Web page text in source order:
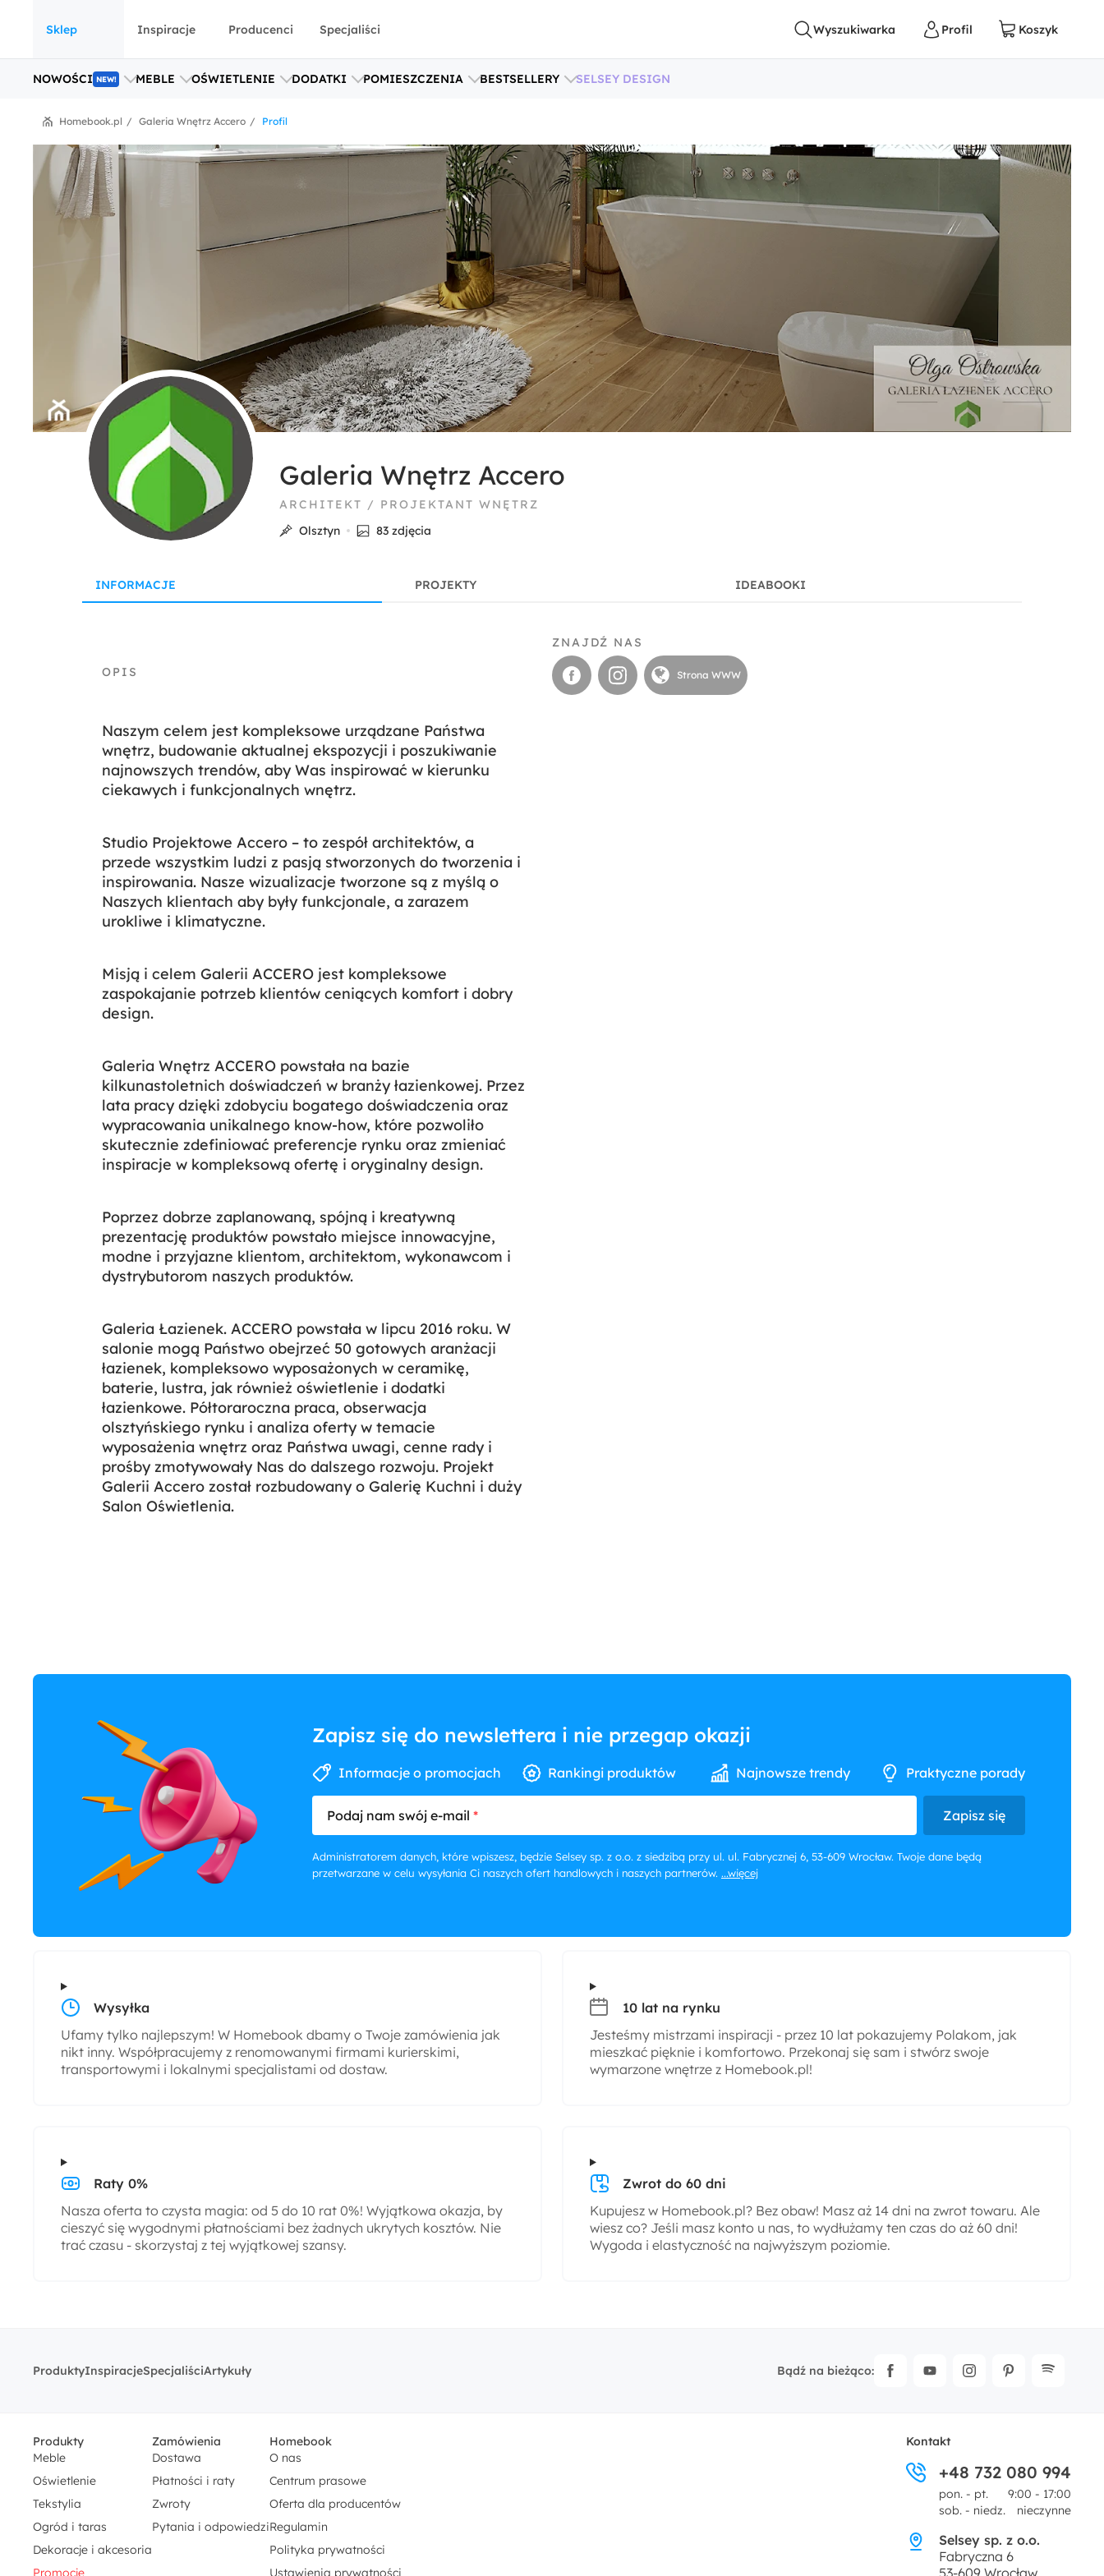
Sklep
NOWOŚCI NEW! MEBLE OŚWIETLENIE DODATKI POMIESZCZENIA BESTSELLERY SELSEY DESIGN
Inspiracje Producenci Specjaliści
Profil
Galeria Wnętrz Accero
Homebook.pl
Galeria Wnętrz Accero
ARCHITEKT / PROJEKTANT WNĘTRZ
Olsztyn
83 zdjęcia
INFORMACJE PROJEKTY IDEABOOKI
Naszym celem jest kompleksowe urządzane Państwa
wnętrz, budowanie aktualnej ekspozycji i poszukiwanie
najnowszych trendów, aby Was inspirować w kierunku
ciekawych i funkcjonalnych wnętrz.
Studio Projektowe Accero – to zespół architektów, a
przede wszystkim ludzi z pasją stworzonych do tworzenia i
inspirowania. Nasze wizualizacje tworzone są z myślą o
Naszych klientach aby były funkcjonale, a zarazem
urokliwe i klimatyczne.
Misją i celem Galerii ACCERO jest kompleksowe
zaspokajanie potrzeb klientów ceniących komfort i dobry
design.
Galeria Wnętrz ACCERO powstała na bazie
kilkunastoletnich doświadczeń w branży łazienkowej. Przez
lata pracy dzięki zdobyciu bogatego doświadczenia oraz
wypracowania unikalnego know-how, które pozwoliło
skutecznie zdefiniować preferencje rynku oraz zmieniać
inspiracje w kompleksową ofertę i oryginalny design.
Poprzez dobrze zaplanowaną, spójną i kreatywną
prezentację produktów powstało miejsce innowacyjne,
modne i przyjazne klientom, architektom, wykonawcom i
dystrybutorom naszych produktów.
Galeria Łazienek. ACCERO powstała w lipcu 2016 roku. W
salonie mogą Państwo obejrzeć 50 gotowych aranżacji
łazienek, kompleksowo wyposażonych w ceramikę,
baterie, lustra, jak również oświetlenie i dodatki
łazienkowe. Półtoraroczna praca, obserwacja
olsztyńskiego rynku i analiza oferty w temacie
wyposażenia wnętrz oraz Państwa uwagi, cenne rady i
prośby zmotywowały Nas do dalszego rozwoju. Projekt
Galerii Accero został rozbudowany o Galerię Kuchni i duży
Salon Oświetlenia.
ZNAJDŹ NAS
Strona WWW
Zapisz się do newslettera i nie przegap okazji
Informacje o promocjach Rankingi produktów Najnowsze trendy Praktyczne porady
Podaj nam swój e-mail Zapisz się
Administratorem danych, które wpiszesz, będzie Selsey sp. z o.o. z siedzibą przy ul. ul. Fabrycznej 6, 53-609 Wrocław. Twoje dane będą
przetwarzane w celu wysyłania Ci naszych ofert handlowych i naszych partnerów. ...więcej
Wysyłka
Ufamy tylko najlepszym! W Homebook dbamy o Twoje zamówienia jak
nikt inny. Współpracujemy z renomowanymi firmami kurierskimi,
transportowymi i lokalnymi specjalistami od dostaw.
10 lat na rynku
Jesteśmy mistrzami inspiracji - przez 10 lat pokazujemy Polakom, jak
mieszkać pięknie i komfortowo. Przekonaj się sam i stwórz swoje
wymarzone wnętrze z Homebook.pl!
Raty 0%
Nasza oferta to czysta magia: od 5 do 10 rat 0%! Wyjątkowa okazja, by
cieszyć się wygodnymi płatnościami bez żadnych ukrytych kosztów. Nie
trać czasu - skorzystaj z tej wyjątkowej szansy.
Zwrot do 60 dni
Kupujesz w Homebook.pl? Bez obaw! Masz aż 14 dni na zwrot towaru. Ale
wiesz co? Jeśli masz konto u nas, to wydłużamy ten czas do aż 60 dni!
Wygoda i elastyczność na najwyższym poziomie.
ProduktyInspiracjeSpecjaliściArtykuły Bądź na bieżąco:
Produkty
Meble
Oświetlenie
Tekstylia
Ogród i taras
Dekoracje i akcesoria
Promocje
Zamówienia
Dostawa
Płatności i raty
Zwroty
Pytania i odpowiedzi
Homebook
O nas
Centrum prasowe
Oferta dla producentów
Regulamin
Polityka prywatności
Ustawienia prywatności
Kontakt
+48 732 080 994
pon. - pt.
9:00 - 17:00
sob. - niedz.
nieczynne
Selsey sp. z o.o.
Fabryczna 6
53-609 Wrocław